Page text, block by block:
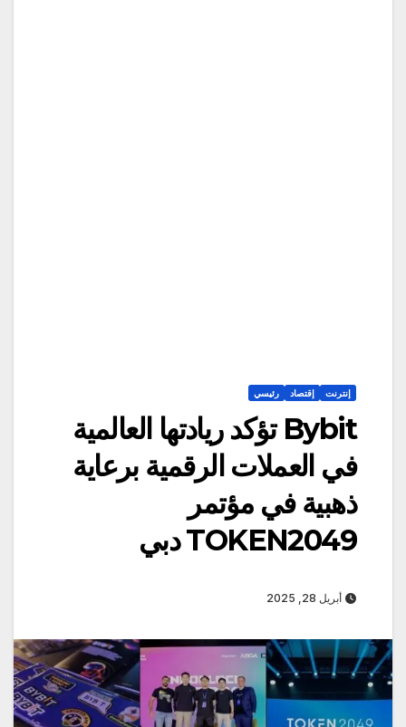
إنترنت إقتصاد رئيسي
Bybit تؤكد ريادتها العالمية
في العملات الرقمية برعاية
ذهبية في مؤتمر
TOKEN2049 دبي
أبريل 28, 2025